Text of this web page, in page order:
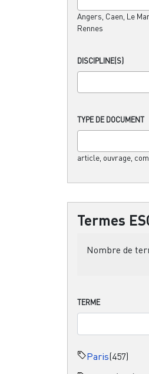
Angers, Caen, Le
Rennes
DISCIPLINE(S)
TYPE DE DOCUMENT
article, ouvrage,
Termes
Nombre de
TERME
Paris(457)